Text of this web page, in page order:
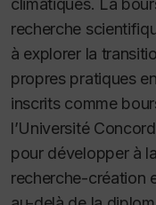
climatiques. La
recherche
à explorer la
propres pratiques
inscrits comme
l’Université
pour développer à
recherche-création